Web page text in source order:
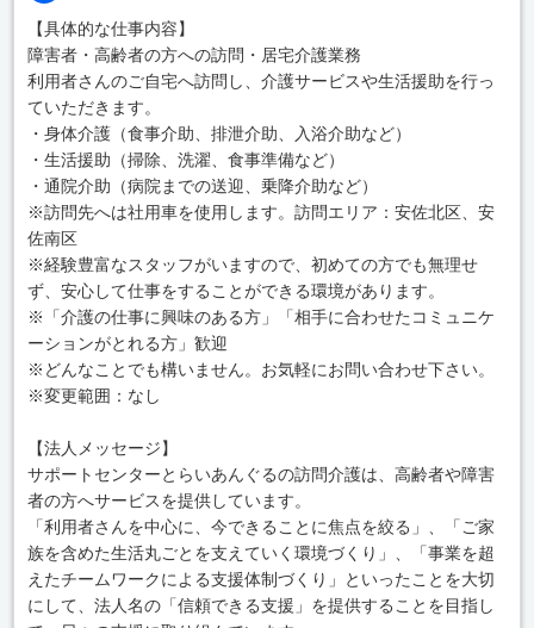
【具体的な仕事内容】
障害者・高齢者の方への訪問・居宅介護業務
利用者さんのご自宅へ訪問し、介護サービスや生活援助を行っ
ていただきます。
・身体介護（食事介助、排泄介助、入浴介助など）
・生活援助（掃除、洗濯、食事準備など）
・通院介助（病院までの送迎、乗降介助など）
※訪問先へは社用車を使用します。訪問エリア：安佐北区、安
佐南区
※経験豊富なスタッフがいますので、初めての方でも無理せ
ず、安心して仕事をすることができる環境があります。
※「介護の仕事に興味のある方」「相手に合わせたコミュニケ
ーションがとれる方」歓迎
※どんなことでも構いません。お気軽にお問い合わせ下さい。
※変更範囲：なし
【法人メッセージ】
サポートセンターとらいあんぐるの訪問介護は、高齢者や障害
者の方へサービスを提供しています。
「利用者さんを中心に、今できることに焦点を絞る」、「ご家
族を含めた生活丸ごとを支えていく環境づくり」、「事業を超
えたチームワークによる支援体制づくり」といったことを大切
にして、法人名の「信頼できる支援」を提供することを目指し